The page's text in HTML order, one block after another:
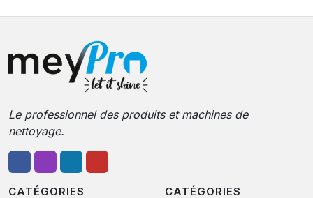
Le professionnel des produits et machines de
nettoyage.
CATÉGORIES CATÉGORIES